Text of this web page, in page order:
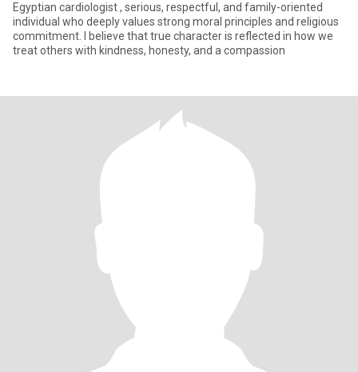
Egyptian cardiologist , serious, respectful, and family-oriented
individual who deeply values strong moral principles and religious
commitment. I believe that true character is reflected in how we
treat others with kindness, honesty, and a compassion